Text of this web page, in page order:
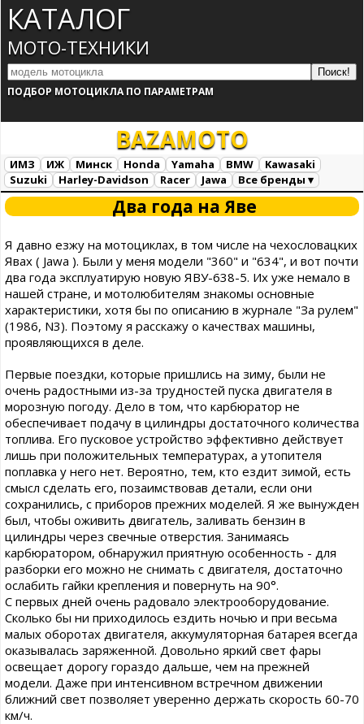
КАТАЛОГ
МОТО-ТЕХНИКИ
ПОДБОР МОТОЦИКЛА ПО ПАРАМЕТРАМ
BAZAMOTO
ИМЗ ИЖ Минск Honda Yamaha BMW
Kawasaki
Suzuki
Harley-Davidson Racer Jawa
Все бренды ▾
Все марки
Загрузка...Два года на Яве
Я давно езжу на мотоциклах, в том числе на чехословацких
Явах ( Jawa ). Были у меня модели "360" и "634", и вот почти
два года эксплуатирую новую ЯВУ-638-5. Их уже немало в
нашей стране, и мотолюбителям знакомы основные
характеристики, хотя бы по описанию в журнале "За рулем"
(1986, N3). Поэтому я расскажу о качествах машины,
проявляющихся в деле.
Первые поездки, которые пришлись на зиму, были не
очень радостными из-за трудностей пуска двигателя в
морозную погоду. Дело в том, что карбюратор не
обеспечивает подачу в цилиндры достаточного количества
топлива. Его пусковое устройство эффективно действует
лишь при положительных температурах, а утопителя
поплавка у него нет. Вероятно, тем, кто ездит зимой, есть
смысл сделать его, позаимствовав детали, если они
сохранились, с приборов прежних моделей. Я же вынужден
был, чтобы оживить двигатель, заливать бензин в
цилиндры через свечные отверстия. Занимаясь
карбюратором, обнаружил приятную особенность - для
разборки его можно не снимать с двигателя, достаточно
ослабить гайки крепления и повернуть на 90°.
С первых дней очень радовало электрооборудование.
Сколько бы ни приходилось ездить ночью и при весьма
малых оборотах двигателя, аккумуляторная батарея всегда
оказывалась заряженной. Довольно яркий свет фары
освещает дорогу гораздо дальше, чем на прежней
модели. Даже при интенсивном встречном движении
ближний свет позволяет уверенно держать скорость 60-70
км/ч.